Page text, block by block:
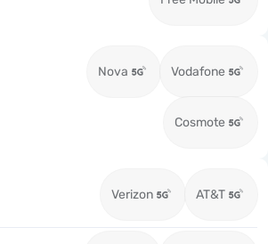
Nova Vodafone
Cosmote
Verizon AT&T